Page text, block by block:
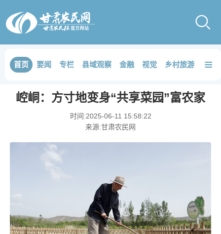
首页 要闻 专栏 县域观察 金融 视觉 乡村旅游 品鉴
≡
崆峒：方寸地变身“共享菜园”富农家
时间:2025-06-11 15:58:22
来源:甘肃农民网